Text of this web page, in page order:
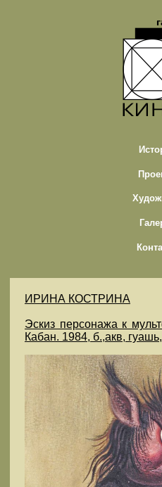
ИРИНА КОСТРИНА
Эскиз персонажа к
Кабан. 1984, б.,акв,